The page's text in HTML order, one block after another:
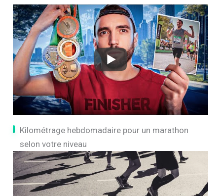
Kilométrage hebdomadaire pour un marathon
selon votre niveau